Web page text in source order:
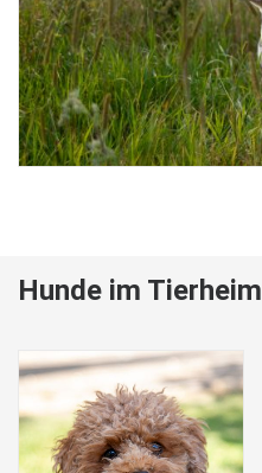
Hunde im Tierheim